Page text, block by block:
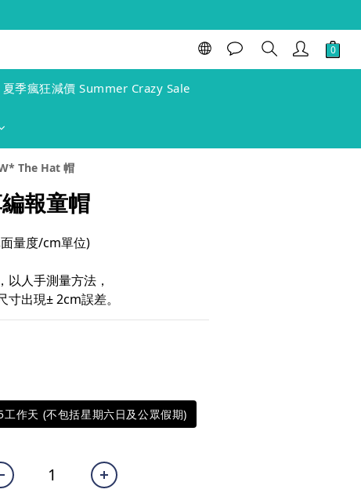
夏季瘋狂減價 Summer Crazy Sale
The Hat 帽
報童帽
量度/cm單位)
以人手測量方法，
出現± 2cm誤差。
作天 (不包括星期六日及公眾假期)
立即購買